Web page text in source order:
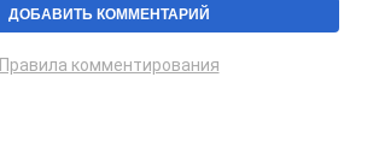
Правила комментирования